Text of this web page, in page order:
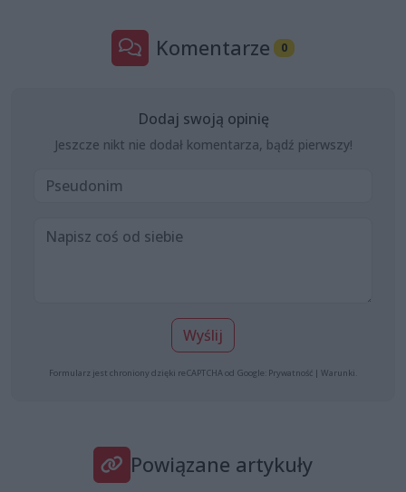
Komentarze 0
Dodaj swoją opinię
Jeszcze nikt nie dodał komentarza, bądź pierwszy!
Wyślij
Formularz jest chroniony dzięki reCAPTCHA od Google: Prywatność | Warunki
Powiązane artykuły